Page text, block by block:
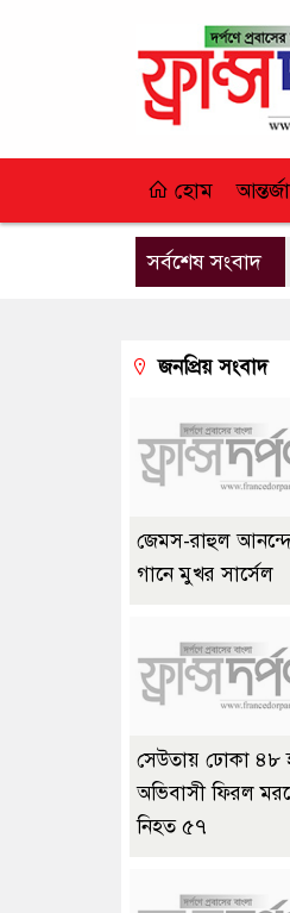
হোম
সর্বশেষ সংবাদ
জনপ্রিয় সংবাদ
জেমস-রাহুল
গানে মুখর সার্সেল
সেউতায় ঢোকা ৪৮
অভিবাসী ফিরল
নিহত ৫৭